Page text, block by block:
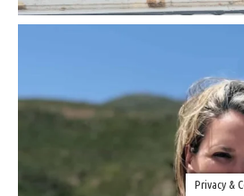
Privacy &